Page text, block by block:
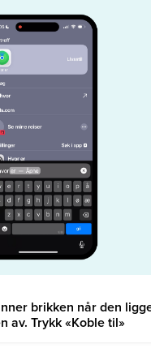
brikken når den
av. Trykk «Koble til»